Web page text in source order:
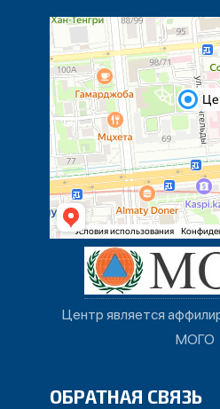
Центр является
МОГО
ОБРАТНАЯ СВЯЗЬ